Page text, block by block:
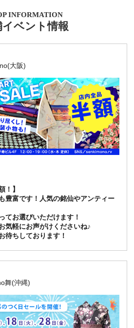
INFORMATION
イベント情報
大阪)
！】
豊富です！人気の銘仙やアンティー
てお選びいただけます！
気軽にお声がけくださいね♪
待ちしております！
舞(沖縄)